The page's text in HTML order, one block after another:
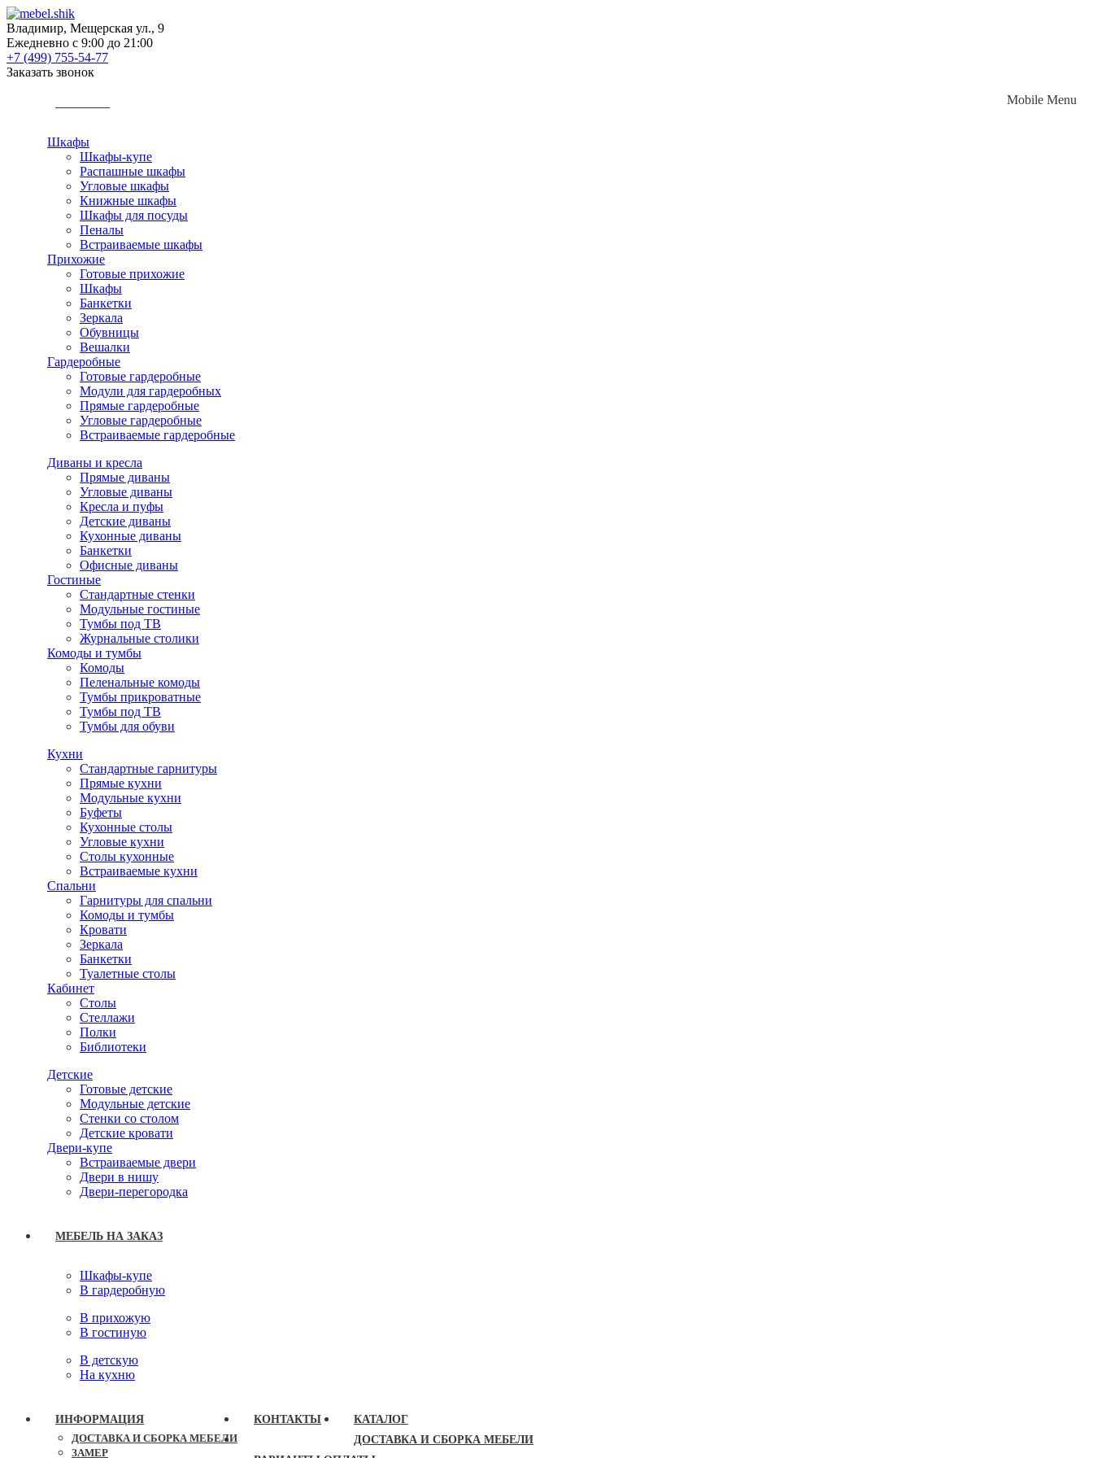
Владимир, Мещерская ул., 9
Ежедневно с 9:00 до 21:00
+7 (499) 755-54-77
Заказать звонок
Шкафы
Шкафы-купе
Распашные шкафы
Угловые шкафы
Книжные шкафы
Шкафы для посуды
Пеналы
Встраиваемые шкафы
Прихожие
Готовые прихожие
Шкафы
Банкетки
Зеркала
Обувницы
Вешалки
Гардеробные
Готовые гардеробные
Модули для гардеробных
Прямые гардеробные
Угловые гардеробные
Встраиваемые гардеробные
Диваны и кресла
Прямые диваны
Угловые диваны
Кресла и пуфы
Детские диваны
Кухонные диваны
Банкетки
Офисные диваны
Гостиные
Стандартные стенки
Модульные гостиные
Тумбы под ТВ
Журнальные столики
Комоды и тумбы
Комоды
Пеленальные комоды
Тумбы прикроватные
Тумбы под ТВ
Тумбы для обуви
Кухни
Стандартные гарнитуры
Прямые кухни
Модульные кухни
Буфеты
Кухонные столы
Угловые кухни
Столы кухонные
Встраиваемые кухни
Спальни
Гарнитуры для спальни
Комоды и тумбы
Кровати
Зеркала
Банкетки
Туалетные столы
Кабинет
Столы
Стеллажи
Полки
Библиотеки
Детские
Готовые детские
Модульные детские
Стенки со столом
Детские кровати
Двери-купе
Встраиваемые двери
Двери в нишу
Двери-перегородка
МЕБЕЛЬ НА ЗАКАЗ
Шкафы-купе
В гардеробную
В прихожую
В гостиную
В детскую
На кухню
ИНФОРМАЦИЯ
ДОСТАВКА И СБОРКА МЕБЕЛИ
ЗАМЕР
КОНТАКТЫ
Mobile Menu
КАТАЛОГ
ДОСТАВКА И СБОРКА МЕБЕЛИ